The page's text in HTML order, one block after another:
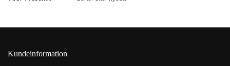
Kundeinformation